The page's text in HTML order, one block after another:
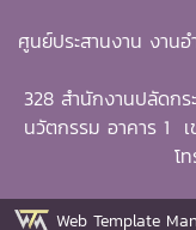
DAAD–SEARCA สู่
ศาสตราจารย์ ดร.วี
of the Philippines
โดยได้รับทุนการศึกษ
Academic
(Ph.D.) in
ศูนย์ประสานงาน งาน
328 สำนักงานปลัดก
นวัตกรรม อาคาร 1
โ
Web Template